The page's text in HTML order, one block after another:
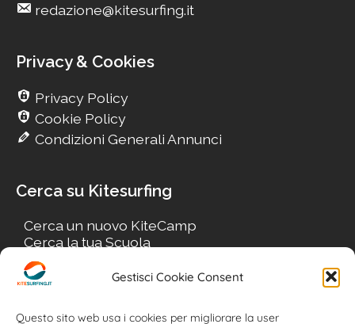
Gestisci Cookie Consent
Questo sito web usa i cookies per migliorare la user
redazione@kitesurfing.it
Privacy & Cookies
Privacy Policy
Cookie Policy
Condizioni Generali Annunci
Cerca su Kitesurfing
Cerca un nuovo KiteCamp
Cerca la tua Scuola
Cerca il tuo KiteSpot
Cerca Accommodation